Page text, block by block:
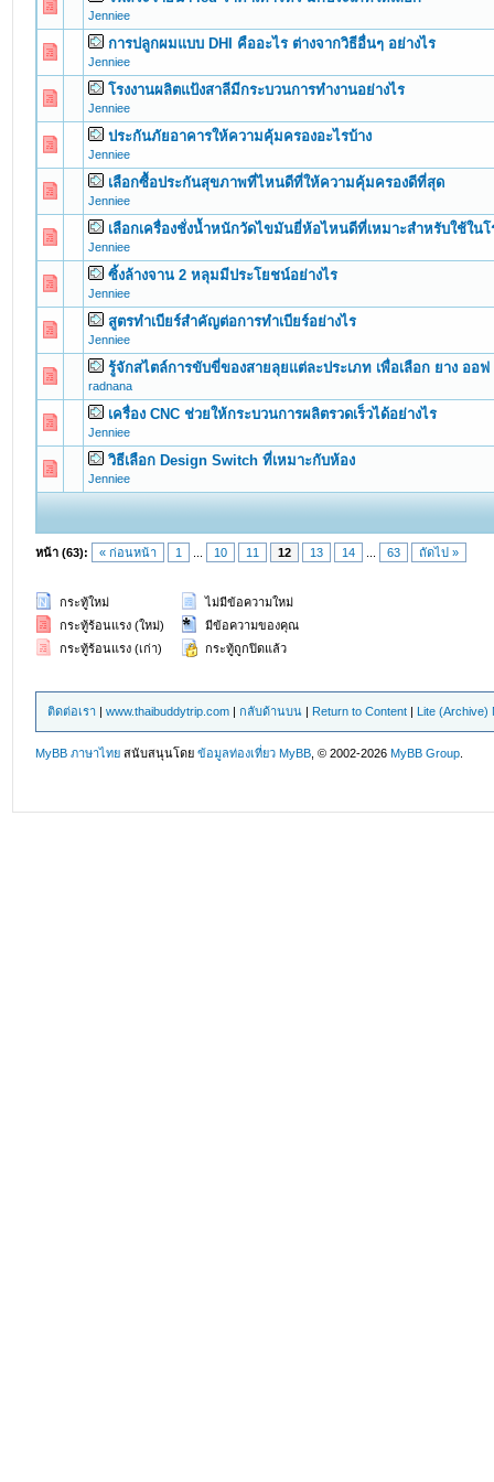
Jenniee
0 Vote(s) - 0 out of 5 in Average
1 2 345
การปลูกผมแบบ DHI คืออะไร ต่างจากวิธีอื่นๆ อย่างไร
Jenniee
0 Vote(s) - 0 out of 5 in Average
123 45
โรงงานผลิตแป้งสาลีมีกระบวนการทำงานอย่างไร
Jenniee
0 Vote(s) - 0 out of 5 in Average
1 2345
ประกันภัยอาคารให้ความคุ้มครองอะไรบ้าง
Jenniee
0 Vote(s) - 0 out of 5 in Average
1234 5
เลือกซื้อประกันสุขภาพที่ไหนดีที่ให้ความคุ้มครองดีที่สุด
Jenniee
0 Vote(s) - 0 out of 5 in Average
12345
เลือกเครื่องชั่งน้ำหนักวัดไขมันยี่ห้อไหนดีที่เหมาะสำหรับใช้ในโ
Jenniee
0 Vote(s) - 0 out of 5 in Average
12345
ซิ้งล้างจาน 2 หลุมมีประโยชน์อย่างไร
Jenniee
0 Vote(s) - 0 out of 5 in Average
12 345
สูตรทำเบียร์สำคัญต่อการทำเบียร์อย่างไร
Jenniee
0 Vote(s) - 0 out of 5 in Average
1234 5
รู้จักสไตล์การขับขี่ของสายลุยแต่ละประเภท เพื่อเลือก ยาง ออ
radnana
0 Vote(s) - 0 out of 5 in Average
12345
เครื่อง CNC ช่วยให้กระบวนการผลิตรวดเร็วได้อย่างไร
Jenniee
0 Vote(s) - 0 out of 5 in Average
123 45
วิธีเลือก Design Switch ที่เหมาะกับห้อง
Jenniee
0 Vote(s) - 0 out of 5 in Average
12345
หน้า (63): « ก่อนหน้า 1 10 11 12 13 14 63 ถัดไป »
กระทู้ใหม่
กระทู้ร้อนแรง (ใหม่)
กระทู้ร้อนแรง (เก่า)
ไม่มีข้อความใหม่
มีข้อความของคุณ
กระทู้ถูกปิดแล้ว
ติดต่อเรา |www.thaibuddytrip.com |กลับด้านบน | Return to Content | Lite (Archive)
MyBB ภาษาไทย สนับสนุนโดยข้อมูลท่องเที่ยว MyBB , © 2002-2026MyBB Group